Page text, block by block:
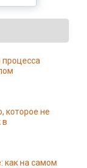
которое не
в
как на самом